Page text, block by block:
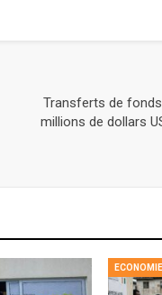
Transferts de
millions de dollars
ECONOMIE